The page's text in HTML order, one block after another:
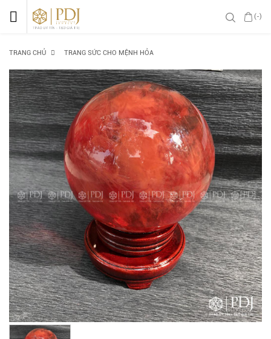
(-)
TRANG CHỦ TRANG SỨC CHO MỆNH HỎA